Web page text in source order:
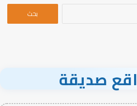
البحث
صديقة